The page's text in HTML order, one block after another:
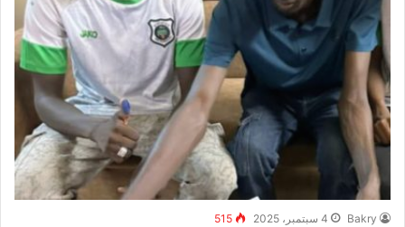
Bakry 4 سبتمبر، 2025 515